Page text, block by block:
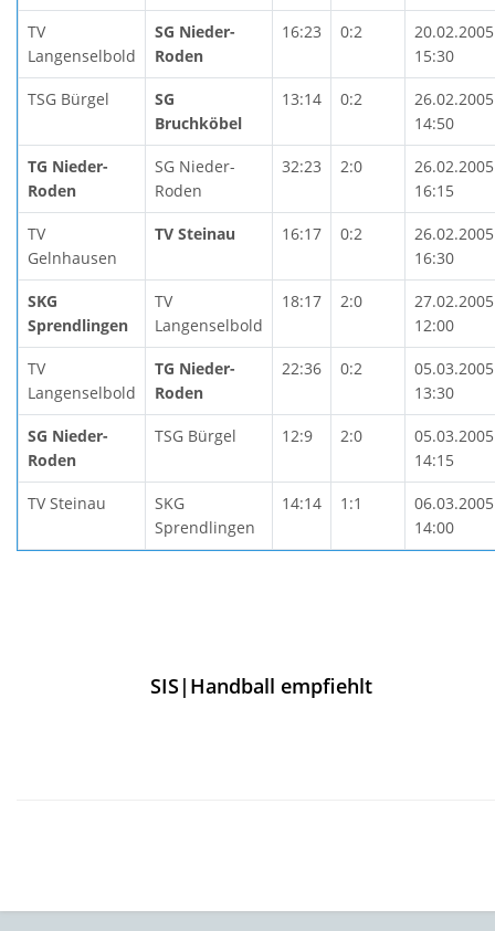
TV
Langenselbold
SG Nieder-
Roden
16:23 0:2
20.02.2005
15:30
TSG Bürgel
SG
Bruchköbel
13:14 0:2
26.02.2005
14:50
TG Nieder-
Roden
SG Nieder-
Roden
32:23 2:0
26.02.2005
16:15
TV
Gelnhausen
TV Steinau 16:17 0:2
26.02.2005
16:30
SKG
Sprendlingen
TV
Langenselbold
18:17 2:0
27.02.2005
12:00
TV
Langenselbold
TG Nieder-
Roden
22:36 0:2
05.03.2005
13:30
SG Nieder-
Roden
TSG Bürgel 12:9 2:0
05.03.2005
14:15
TV Steinau
SKG
Sprendlingen
14:14 1:1
06.03.2005
14:00
SIS|Handball empfiehlt